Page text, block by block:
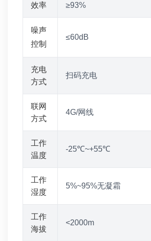
效率 ≥93%
噪声
控制
≤60dB
充电
方式
扫码充电
联网
方式
4G/网线
工作
温度
-25℃~+55℃
工作
湿度
5%~95%无凝霜
工作
海拔
<2000m